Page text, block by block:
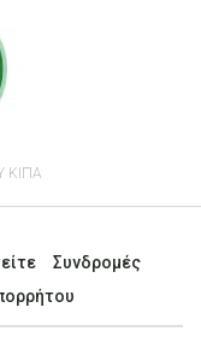
ΚΙΠΑ
Συνδρομές